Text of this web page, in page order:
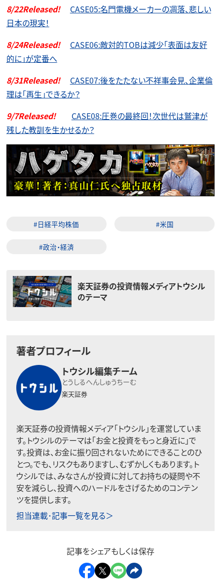
8/22Released! CASE05:名門電機メーカーの凋落、悲しい
日本の現実！
8/24Released! CASE06:敵対的TOBは減少「表面は友好
的に」が定番へ
8/31Released! CASE07:後をたたない不祥事会見、企業倫
理は「再生」できるか？
9/7Released! CASE08:圧巻の最終回！次世代は鷲津が
残した教訓を生かせるか？
#日経平均株価 #米国
#政治・経済
楽天証券の投資情報メディアトウシル
のテーマ
著者プロフィール
トウシル編集チーム
とうしるへんしゅうちーむ
楽天証券
楽天証券の投資情報メディア「トウシル」を運営していま
す。トウシルのテーマは「お金と投資をもっと身近に」で
す。投資は、お金に振り回されないためにできることのひ
とつ。でも、リスクもありますし、むずかしくもあります。ト
ウシルでは、みなさんが投資に対してお持ちの疑問や不
安を減らし、投資へのハードルをさげるためのコンテン
ツを提供します。
担当連載･記事一覧を見る＞
記事をシェアもしくは保存